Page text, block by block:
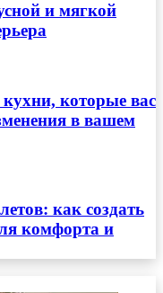
и мягкой
которые вас
в вашем
как создать
комфорта и